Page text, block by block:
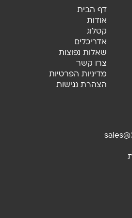
דף הבית
אודות
קטלוג
אדריכלים
שאלות נפוצות
צרו קשר
מדיניות הפרטיות
הצהרת נגישות